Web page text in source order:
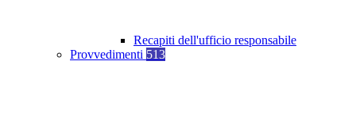
Recapiti dell'ufficio responsabile
Provvedimenti 513